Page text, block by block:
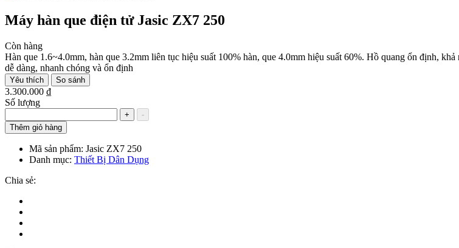
Máy hàn que điện tử Jasic ZX7 250
Còn hàng
Hàn que 1.6~4.0mm, hàn que 3.2mm liên tục hiệu suất 100% hàn, que 4.0mm hiệu suất 60%. Hồ quang ổn định,
dễ dàng, nhanh chóng và ổn định
Yêu thích So sánh
3.300.000 ₫
Số lượng
+
-
Thêm giỏ hàng
Mã sản phẩm: Jasic ZX7 250
Danh mục: Thiết Bị Dân Dụng
Chia sẻ: